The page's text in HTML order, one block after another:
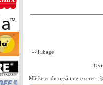
«-Tilbage
Måske er du også interesseret i